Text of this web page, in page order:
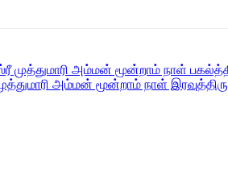
முத்துமாரி அம்மன் மூன்றாம் நாள்
அம்மன் மூன்றாம் நாள்